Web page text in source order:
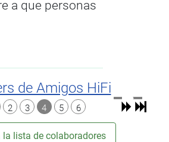
a que personas
de Amigos HiFi
2 3 4 5 6
la lista de colaboradores